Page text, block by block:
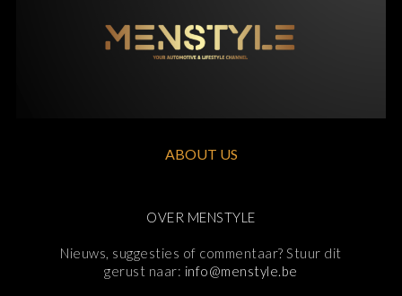
ABOUT US
OVER MENSTYLE
Nieuws, suggesties of commentaar? Stuur dit
gerust naar: info@menstyle.be